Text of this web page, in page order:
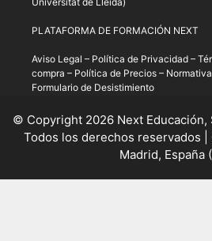
PLATAFORMA DE FORMACIÓN NEXT
Aviso Legal – Política de Privacidad –
compra – Política de Precios –
Formulario de Desistimiento
© Copyright 2026 Next Educación,
Todos los derechos reservados |
Madrid, España